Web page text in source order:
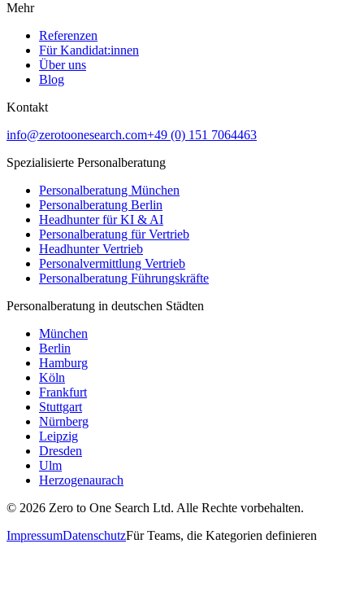
Mehr
Referenzen
Für Kandidat:innen
Über uns
Blog
Kontakt
info@zerotoonesearch.com+49 (0) 151 7064463
Spezialisierte Personalberatung
Personalberatung München
Personalberatung Berlin
Headhunter für KI & AI
Personalberatung für Vertrieb
Headhunter Vertrieb
Personalvermittlung Vertrieb
Personalberatung Führungskräfte
Personalberatung in deutschen Städten
München
Berlin
Hamburg
Köln
Frankfurt
Stuttgart
Nürnberg
Leipzig
Dresden
Ulm
Herzogenaurach
© 2026 Zero to One Search Ltd. Alle Rechte vorbehalten.
ImpressumDatenschutzFür Teams, die Kategorien definieren